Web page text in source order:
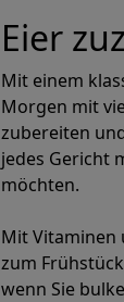
Eier
Mit einem
Morgen mit
zubereiten
jedes Gericht
möchten.
Mit Vitaminen
zum
wenn Sie